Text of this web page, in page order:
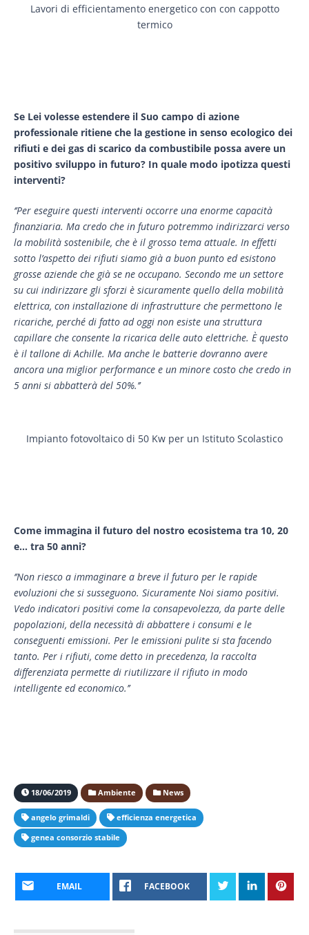
Lavori di efficientamento energetico con con cappotto
termico
Se Lei volesse estendere il Suo campo di azione
professionale ritiene che la gestione in senso ecologico dei
rifiuti e dei gas di scarico da combustibile possa avere un
positivo sviluppo in futuro? In quale modo ipotizza questi
interventi?
‘’Per eseguire questi interventi occorre una enorme capacità
finanziaria. Ma credo che in futuro potremmo indirizzarci verso
la mobilità sostenibile, che è il grosso tema attuale. In effetti
sotto l’aspetto dei rifiuti siamo già a buon punto ed esistono
grosse aziende che già se ne occupano. Secondo me un settore
su cui indirizzare gli sforzi è sicuramente quello della mobilità
elettrica, con installazione di infrastrutture che permettono le
ricariche, perché di fatto ad oggi non esiste una struttura
capillare che consente la ricarica delle auto elettriche. È questo
è il tallone di Achille. Ma anche le batterie dovranno avere
ancora una miglior performance e un minore costo che credo in
5 anni si abbatterà del 50%.’’
Impianto fotovoltaico di 50 Kw per un Istituto Scolastico
Come immagina il futuro del nostro ecosistema tra 10, 20
e… tra 50 anni?
‘’Non riesco a immaginare a breve il futuro per le rapide
evoluzioni che si susseguono. Sicuramente Noi siamo positivi.
Vedo indicatori positivi come la consapevolezza, da parte delle
popolazioni, della necessità di abbattere i consumi e le
conseguenti emissioni. Per le emissioni pulite si sta facendo
tanto. Per i rifiuti, come detto in precedenza, la raccolta
differenziata permette di riutilizzare il rifiuto in modo
intelligente ed economico.’’
18/06/2019 Ambiente News
angelo grimaldi
efficienza energetica
genea consorzio stabile
EMAIL FACEBOOK